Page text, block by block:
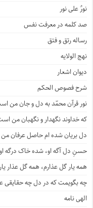
نورٌ علی نور
صد کلمه در معرفت نفس
رساله رتق و فتق
نهج الولایه
دیوان اشعار
شرح فصوص الحکم
نور قرآن محمّد به دل و جان من
که خداوند نگهدار و نگهبان من
دل بریان شده ام حاصل عرفان
حسنِ دل آگه او، شده خاک درگه او
همه یار گل عذارم، همه گل عذار
چه بگویمت که در دل چه حقایقی
الهی نامه